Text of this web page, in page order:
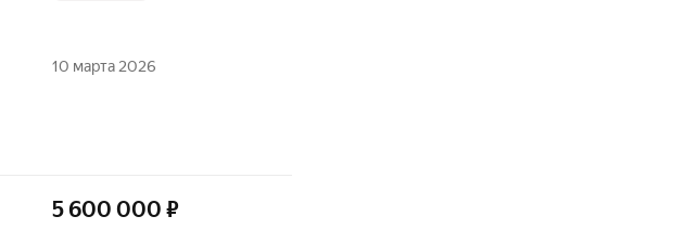
10 марта 2026
5 600 000 ₽